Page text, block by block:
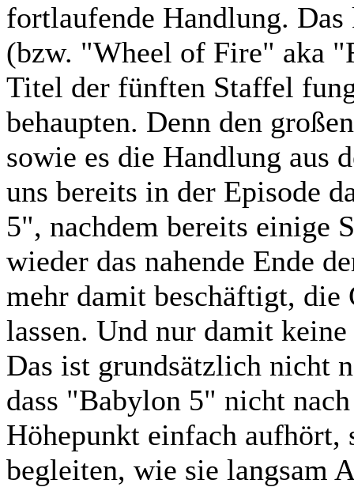
fortlaufende Handlung.
(bzw. "Wheel of Fire" aka
Titel der fünften Staffel
behaupten. Denn den
sowie es die Handlung aus
uns bereits in der Episode
5", nachdem bereits einige
wieder das nahende Ende
mehr damit beschäftigt, die
lassen. Und nur damit
Das ist grundsätzlich nicht
dass "Babylon 5" nicht
Höhepunkt einfach
begleiten, wie sie langsam